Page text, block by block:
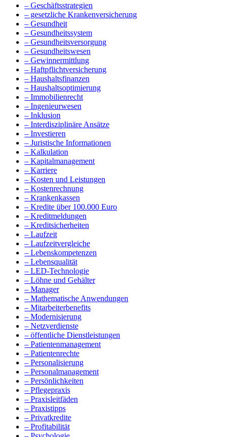
– Geschäftsstrategien
– gesetzliche Krankenversicherung
– Gesundheit
– Gesundheitssystem
– Gesundheitsversorgung
– Gesundheitswesen
– Gewinnermittlung
– Haftpflichtversicherung
– Haushaltsfinanzen
– Haushaltsoptimierung
– Immobilienrecht
– Ingenieurwesen
– Inklusion
– Interdisziplinäre Ansätze
– Investieren
– Juristische Informationen
– Kalkulation
– Kapitalmanagement
– Karriere
– Kosten und Leistungen
– Kostenrechnung
– Krankenkassen
– Kredite über 100.000 Euro
– Kreditmeldungen
– Kreditsicherheiten
– Laufzeit
– Laufzeitvergleiche
– Lebenskompetenzen
– Lebensqualität
– LED-Technologie
– Löhne und Gehälter
– Manager
– Mathematische Anwendungen
– Mitarbeiterbenefits
– Modernisierung
– Netzverdienste
– öffentliche Dienstleistungen
– Patientenmanagement
– Patientenrechte
– Personalisierung
– Personalmanagement
– Persönlichkeiten
– Pflegepraxis
– Praxisleitfäden
– Praxistipps
– Privatkredite
– Profitabilität